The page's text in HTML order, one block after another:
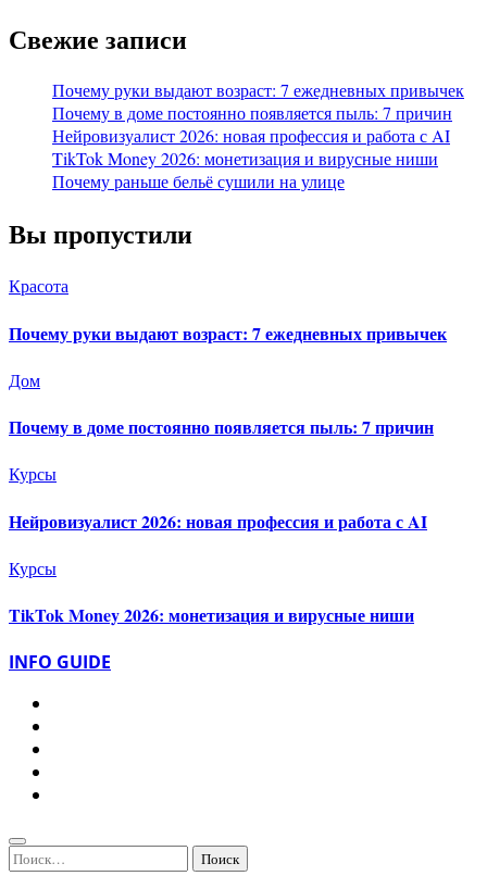
Свежие записи
Почему руки выдают возраст: 7 ежедневных привычек
Почему в доме постоянно появляется пыль: 7 причин
Нейровизуалист 2026: новая профессия и работа с AI
TikTok Money 2026: монетизация и вирусные ниши
Почему раньше бельё сушили на улице
Вы пропустили
Красота
Почему руки выдают возраст: 7 ежедневных привычек
Дом
Почему в доме постоянно появляется пыль: 7 причин
Курсы
Нейровизуалист 2026: новая профессия и работа с AI
Курсы
TikTok Money 2026: монетизация и вирусные ниши
INFO GUIDE
Найти: